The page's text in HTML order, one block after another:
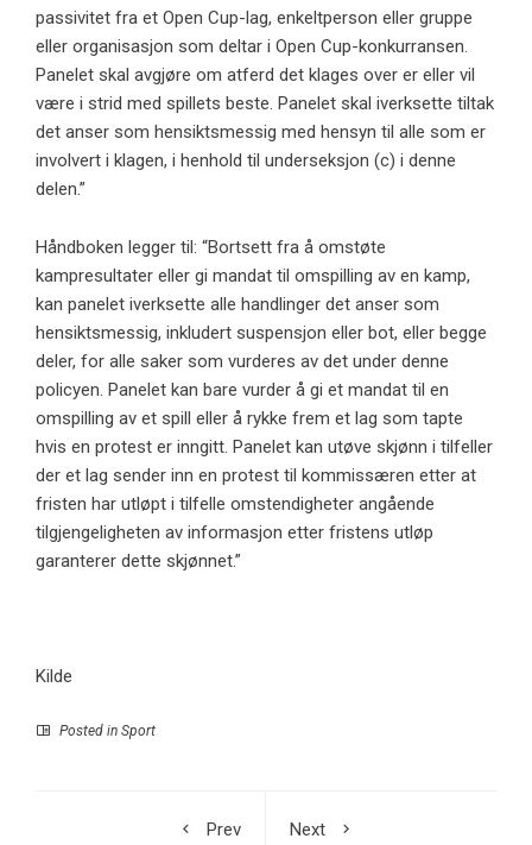
passivitet fra et Open Cup-lag, enkeltperson eller gruppe
eller organisasjon som deltar i Open Cup-konkurransen.
Panelet skal avgjøre om atferd det klages over er eller vil
være i strid med spillets beste. Panelet skal iverksette tiltak
det anser som hensiktsmessig med hensyn til alle som er
involvert i klagen, i henhold til underseksjon (c) i denne
delen.”
Håndboken legger til: “Bortsett fra å omstøte
kampresultater eller gi mandat til omspilling av en kamp, ​​
kan panelet iverksette alle handlinger det anser som
hensiktsmessig, inkludert suspensjon eller bot, eller begge
deler, for alle saker som vurderes av det under denne
policyen. Panelet kan bare vurder å gi et mandat til en
omspilling av et spill eller å rykke frem et lag som tapte
hvis en protest er inngitt. Panelet kan utøve skjønn i tilfeller
der et lag sender inn en protest til kommissæren etter at
fristen har utløpt i tilfelle omstendigheter angående
tilgjengeligheten av informasjon etter fristens utløp
garanterer dette skjønnet.”
Kilde
Posted in Sport
Prev
Next